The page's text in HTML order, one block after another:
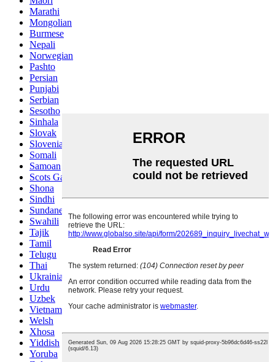
Marathi
Mongolian
Burmese
Nepali
Norwegian
Pashto
Persian
Punjabi
Serbian
Sesotho
Sinhala
Slovak
Slovenian
Somali
Samoan
Scots Gaelic
Shona
Sindhi
Sundanese
Swahili
Tajik
Tamil
Telugu
Thai
Ukrainian
Urdu
Uzbek
Vietnamese
Welsh
Xhosa
Yiddish
Yoruba